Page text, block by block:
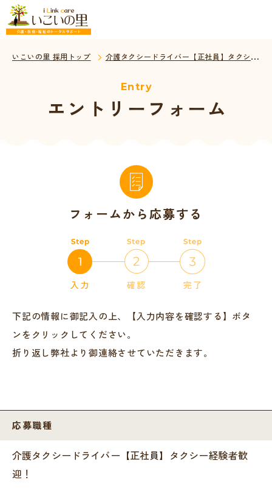
Entry
エントリーフォーム
いこいの里 採用トップ 介護タクシードライバー【正社員】タクシー経験者歓迎！
フォームから応募する
下記の情報に御記入の上、【入力内容を確認する】ボタ
ンをクリックしてください。
折り返し弊社より御連絡させていただきます。
応募職種
介護タクシードライバー【正社員】タクシー経験者歓
迎！